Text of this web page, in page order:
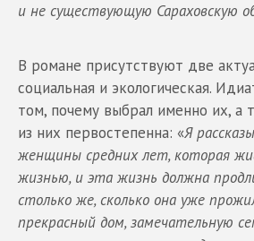
и не существующую Сараховскую
В романе присутствуют две
социальная и экологическая.
том, почему выбрал именно их, а
из них первостепенна: «Я
женщины средних лет, которая
жизнью, и эта жизнь должна
столько же, сколько она уже
прекрасный дом, замечательную